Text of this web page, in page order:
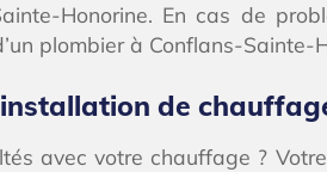
Honorine. En cas de
plombier à Conflans-Sainte-
de
avec votre chauffage ?